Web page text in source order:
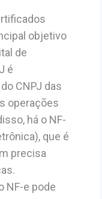
objetivo
de
é
CNPJ das
operações
há o NF-
que é
precisa
NF-e pode